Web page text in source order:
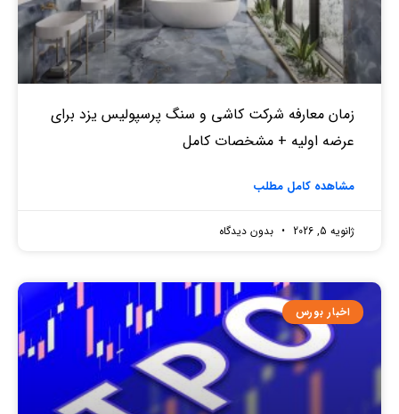
زمان معارفه شرکت کاشی و سنگ پرسپولیس یزد برای
عرضه اولیه + مشخصات کامل
مشاهده کامل مطلب
ژانویه 5, 2026 بدون دیدگاه
اخبار بورس